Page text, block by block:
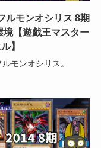
ルモンオシリス 8期
境【遊戯王マスター
】
モンオシリス。